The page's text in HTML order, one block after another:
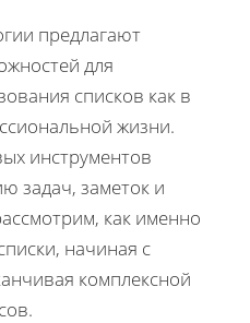
предлагают
для
списков как в
жизни.
инструментов
задач, заметок и
как именно
начиная с
комплексной